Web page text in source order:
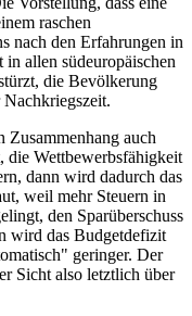
raschen
nach den Erfahrungen in
allen südeuropäischen
die Bevölkerung
Zusammenhang auch
die Wettbewerbsfähigkeit
dann wird dadurch das
weil mehr Steuern in
den Sparüberschuss
wird das Budgetdefizit
geringer. Der
Sicht also letztlich über